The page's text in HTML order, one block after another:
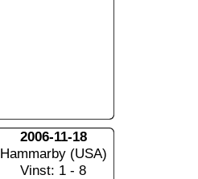
2006-11-18
Hammarby (USA)
Vinst: 1 - 8